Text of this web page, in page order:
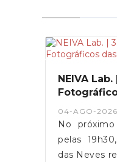
NEIVA
04-AGO-2026
No
pelas
das Neves